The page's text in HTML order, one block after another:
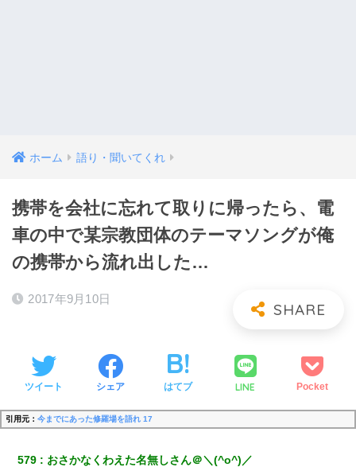
ホーム 語り・聞いてくれ
携帯を会社に忘れて取りに帰ったら、電
車の中で某宗教団体のテーマソングが俺
の携帯から流れ出した…
2017年9月10日
ツイート シェア はてブ LINE Pocket
引用元： 今までにあった修羅場を語れ 17
579 おさかなくわえた名無しさん＠＼(^o^)／